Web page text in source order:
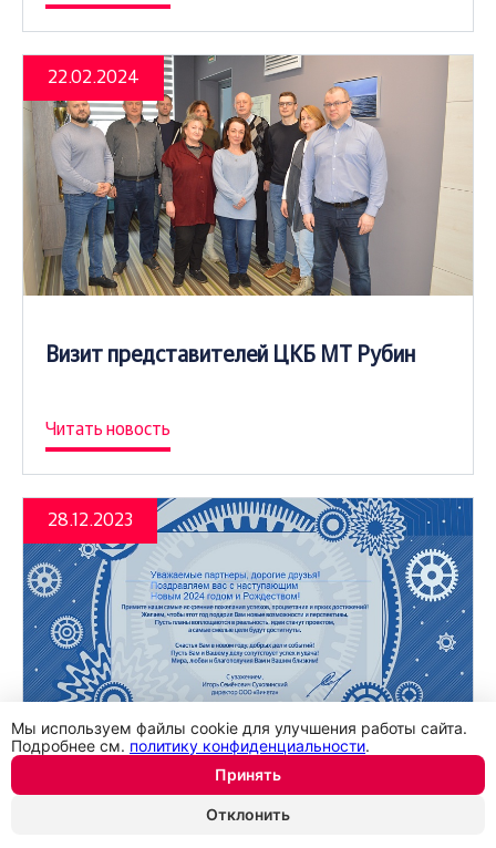
22.02.2024
Визит представителей ЦКБ МТ Рубин
Читать новость
28.12.2023
Поздравляем с наступающим Новым
Мы используем файлы cookie для улучшения работы сайта.
Подробнее см. политику конфиденциальности.
Принять
Отклонить